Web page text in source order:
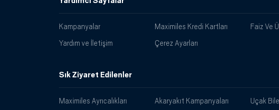
Kampanyalar Maximiles Kredi Kartları Faiz Ve
Yardım ve İletişim
Çerez Ayarları
Sık Ziyaret Edilenler
Maximiles Ayrıcalıkları Akaryakıt Kampanyaları Uçak